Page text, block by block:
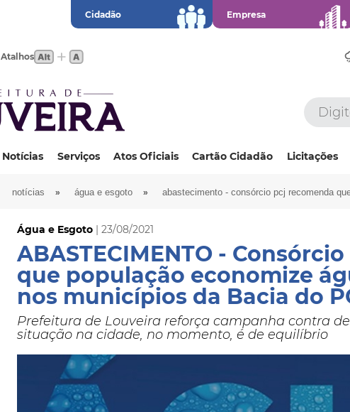
Cidadão Empresa
Atalhos
Notícias Serviços Atos Oficiais Cartão Cidadão Licitações
notícias » água e esgoto » abastecimento - consórcio pcj recomenda
Água e Esgoto | 23/08/2021
ABASTECIMENTO -
que população economize
nos municípios da Bacia do
Prefeitura de Louveira reforça campanha contra
situação na cidade, no momento, é de equilíbrio